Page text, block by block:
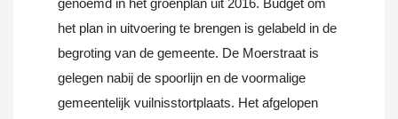
genoemd in het groenplan uit 2016. Budget om
het plan in uitvoering te brengen is gelabeld in de
begroting van de gemeente. De Moerstraat is
gelegen nabij de spoorlijn en de voormalige
gemeentelijk vuilnisstortplaats. Het afgelopen